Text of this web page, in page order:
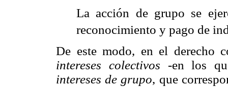
La acción de grupo se
reconocimiento y pago de
De este modo, en el derecho
intereses colectivos -en los
intereses de grupo, que